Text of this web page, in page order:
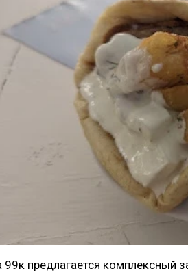
99к предлагается комплексный